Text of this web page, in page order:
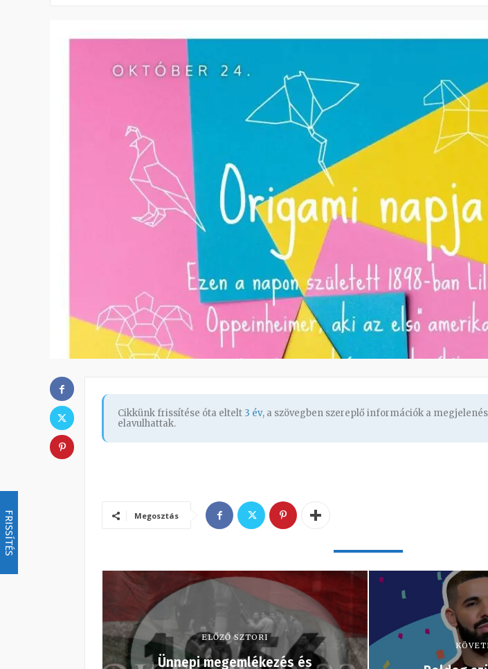
FRISSÍTÉS
Cikkünk frissítése óta eltelt 3 év, a szövegben szereplő információk a
elavulhattak.
Megosztás
ELŐZŐ SZTORI
Ünnepi megemlékezés és